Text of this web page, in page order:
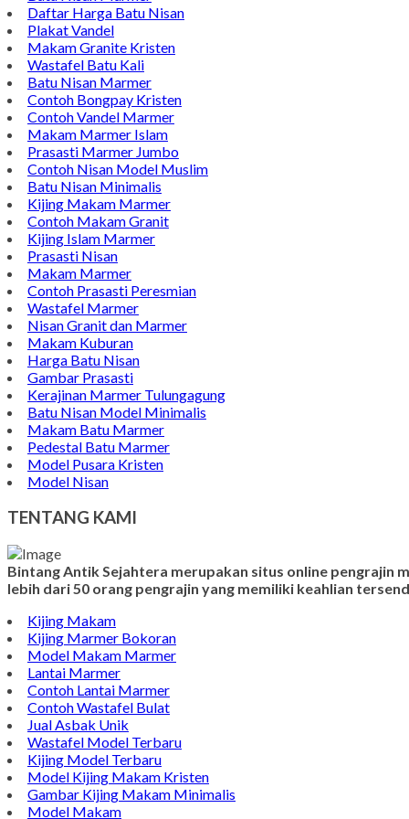
Daftar Harga Batu Nisan
Plakat Vandel
Makam Granite Kristen
Wastafel Batu Kali
Batu Nisan Marmer
Contoh Bongpay Kristen
Contoh Vandel Marmer
Makam Marmer Islam
Prasasti Marmer Jumbo
Contoh Nisan Model Muslim
Batu Nisan Minimalis
Kijing Makam Marmer
Contoh Makam Granit
Kijing Islam Marmer
Prasasti Nisan
Makam Marmer
Contoh Prasasti Peresmian
Wastafel Marmer
Nisan Granit dan Marmer
Makam Kuburan
Harga Batu Nisan
Gambar Prasasti
Kerajinan Marmer Tulungagung
Batu Nisan Model Minimalis
Makam Batu Marmer
Pedestal Batu Marmer
Model Pusara Kristen
Model Nisan
TENTANG KAMI
Bintang Antik Sejahtera merupakan situs online pengrajin
lebih dari 50 orang pengrajin yang memiliki keahlian
Kijing Makam
Kijing Marmer Bokoran
Model Makam Marmer
Lantai Marmer
Contoh Lantai Marmer
Contoh Wastafel Bulat
Jual Asbak Unik
Wastafel Model Terbaru
Kijing Model Terbaru
Model Kijing Makam Kristen
Gambar Kijing Makam Minimalis
Model Makam